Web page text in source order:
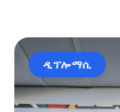
ዲፕሎማሲ